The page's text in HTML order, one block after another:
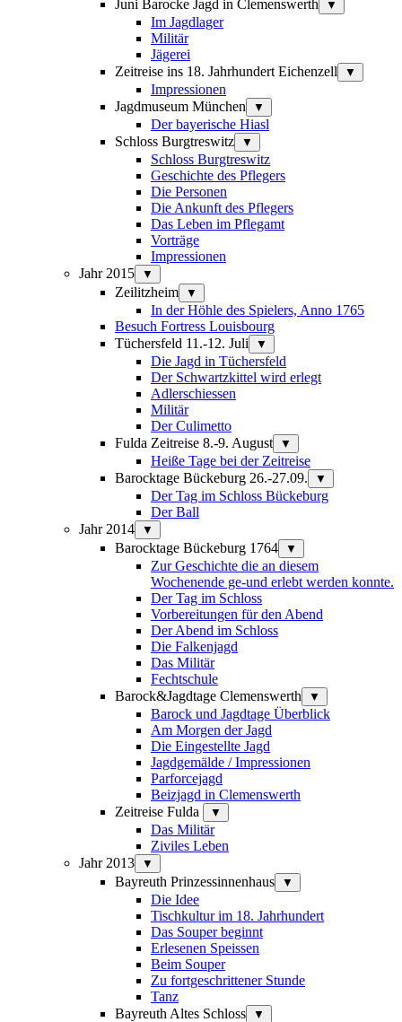
Juni Barocke Jagd in Clemenswerth ▼
Im Jagdlager
Militär
Jägerei
Zeitreise ins 18. Jahrhundert Eichenzell
▼
Impressionen
Jagdmuseum München
▼
Der bayerische Hiasl
Schloss Burgtreswitz
▼
Schloss Burgtreswitz
Geschichte des Pflegers
Die Personen
Die Ankunft des Pflegers
Das Leben im Pflegamt
Vorträge
Impressionen
Jahr 2015
▼
Zeilitzheim ▼
In der Höhle des Spielers, Anno 1765
Besuch Fortress Louisbourg
Tüchersfeld 11.-12. Juli
▼
Die Jagd in Tüchersfeld
Der Schwartzkittel wird erlegt
Adlerschiessen
Militär
Der Culimetto
Fulda Zeitreise 8.-9. August
▼
Heiße Tage bei der Zeitreise
Barocktage Bückeburg 26.-27.09.
▼
Der Tag im Schloss Bückeburg
Der Ball
Jahr 2014
▼
Barocktage Bückeburg 1764 ▼
Zur Geschichte die an diesem
Wochenende ge-und erlebt werden konnte.
Der Tag im Schloss
Vorbereitungen für den Abend
Der Abend im Schloss
Die Falkenjagd
Das Militär
Fechtschule
Barock&Jagdtage Clemenswerth
▼
Barock und Jagdtage Überblick
Am Morgen der Jagd
Die Eingestellte Jagd
Jagdgemälde / Impressionen
Parforcejagd
Beizjagd in Clemenswerth
Zeitreise Fulda
▼
Das Militär
Ziviles Leben
Jahr 2013
▼
Bayreuth Prinzessinnenhaus ▼
Die Idee
Tischkultur im 18. Jahrhundert
Das Souper beginnt
Erlesenen Speissen
Beim Souper
Zu fortgeschrittener Stunde
Tanz
Bayreuth Altes Schloss
▼